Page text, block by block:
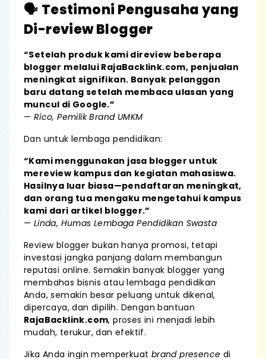
🗣️ Testimoni Pengusaha yang
Di-review Blogger
“Setelah produk kami direview beberapa
blogger melalui RajaBacklink.com, penjualan
meningkat signifikan. Banyak pelanggan
baru datang setelah membaca ulasan yang
muncul di Google.”
— Rico, Pemilik Brand UMKM
Dan untuk lembaga pendidikan:
“Kami menggunakan jasa blogger untuk
mereview kampus dan kegiatan mahasiswa.
Hasilnya luar biasa—pendaftaran meningkat,
dan orang tua mengaku mengetahui kampus
kami dari artikel blogger.”
— Linda, Humas Lembaga Pendidikan Swasta
Review blogger bukan hanya promosi, tetapi
investasi jangka panjang dalam membangun
reputasi online. Semakin banyak blogger yang
membahas bisnis atau lembaga pendidikan
Anda, semakin besar peluang untuk dikenal,
dipercaya, dan dipilih. Dengan bantuan
RajaBacklink.com, proses ini menjadi lebih
mudah, terukur, dan efektif.
Jika Anda ingin memperkuat brand presence di